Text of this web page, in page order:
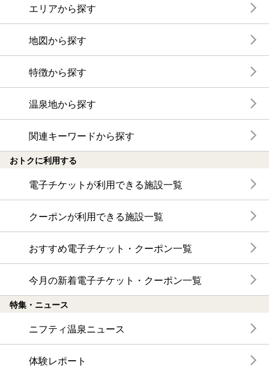
エリアから探す
地図から探す
特徴から探す
温泉地から探す
関連キーワードから探す
おトクに利用する
電子チケットが利用できる施設一覧
クーポンが利用できる施設一覧
おすすめ電子チケット・クーポン一覧
今月の新着電子チケット・クーポン一覧
特集・ニュース
ニフティ温泉ニュース
体験レポート